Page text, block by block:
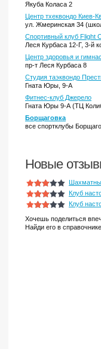
Якуба Коласа 2
Центр тхеквондо Киев-
ул. Жмеринская 34
Спортивный клуб Flight
Леся Курбаса 12-Г, 3-й
Центр здоровья и
пр-т Леся Курбаса 8
Студия таэквондо
Гната Юры, 9-А
Фитнес-клуб Джерело
Гната Юры 9-А (ТЦ
Борщаговка
все спортклубы
Новые
Клуб
Клуб
Хочешь поделиться
Найди его в